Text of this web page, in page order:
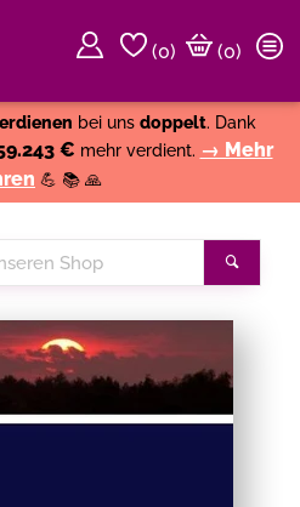
(0)
(0)
bei uns doppelt. Dank
€ mehr verdient. → Mehr
💪 📚 🙏